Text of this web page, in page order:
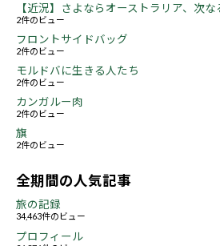
【近況】さよならオーストラリア、次な
2件のビュー
フロントサイドバッグ
2件のビュー
モルドバに生きる人たち
2件のビュー
カンガルー肉
2件のビュー
旗
2件のビュー
全期間の人気記事
旅の記録
34,463件のビュー
プロフィール